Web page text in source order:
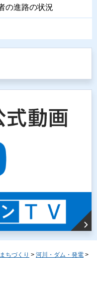
の進路の状況
ちづくり > 河川・ダム・発電 >